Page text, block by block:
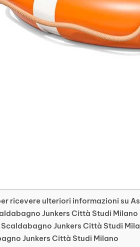
ricevere ulteriori informazioni su
Junkers Città Studi Milano
Junkers Città Studi
Junkers Città Studi Milano